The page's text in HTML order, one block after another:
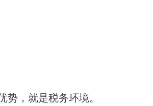
，就是税务环境。